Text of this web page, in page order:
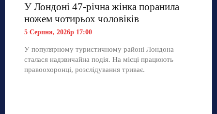
У Лондоні 47-річна жінка поранила
ножем чотирьох чоловіків
5 Серпня, 2026р 17:00
У популярному туристичному районі Лондона
сталася надзвичайна подія. На місці працюють
правоохоронці, розслідування триває.